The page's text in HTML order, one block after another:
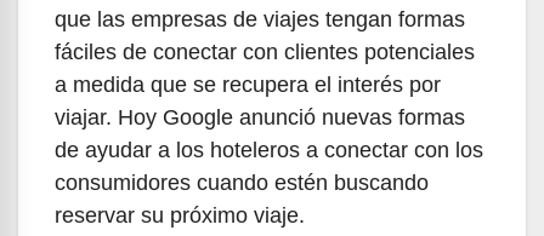
que las empresas de viajes tengan formas
fáciles de conectar con clientes potenciales
a medida que se recupera el interés por
viajar. Hoy Google anunció nuevas formas
de ayudar a los hoteleros a conectar con los
consumidores cuando estén buscando
reservar su próximo viaje.